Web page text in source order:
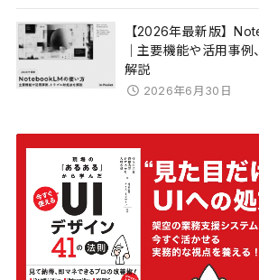
【2026年最新版】
｜主要機能や活用事
解説
2026年6月30日